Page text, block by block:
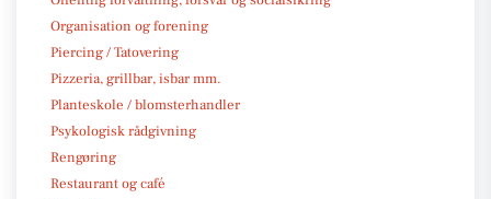
Organisation og forening
Piercing / Tatovering
Pizzeria, grillbar, isbar mm.
Planteskole / blomsterhandler
Psykologisk rådgivning
Rengøring
Restaurant og café